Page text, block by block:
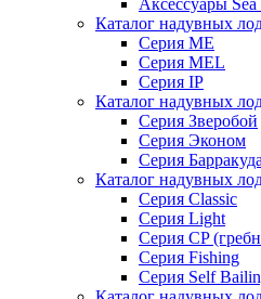
Аксессуары Sea
Каталог надувных
Серия ME
Серия MEL
Серия IP
Каталог надувных
Серия Зверобой
Серия Эконом
Серия Барракуда
Каталог надувных
Серия Classic
Серия Light
Серия CP
Серия Fishing
Серия Self